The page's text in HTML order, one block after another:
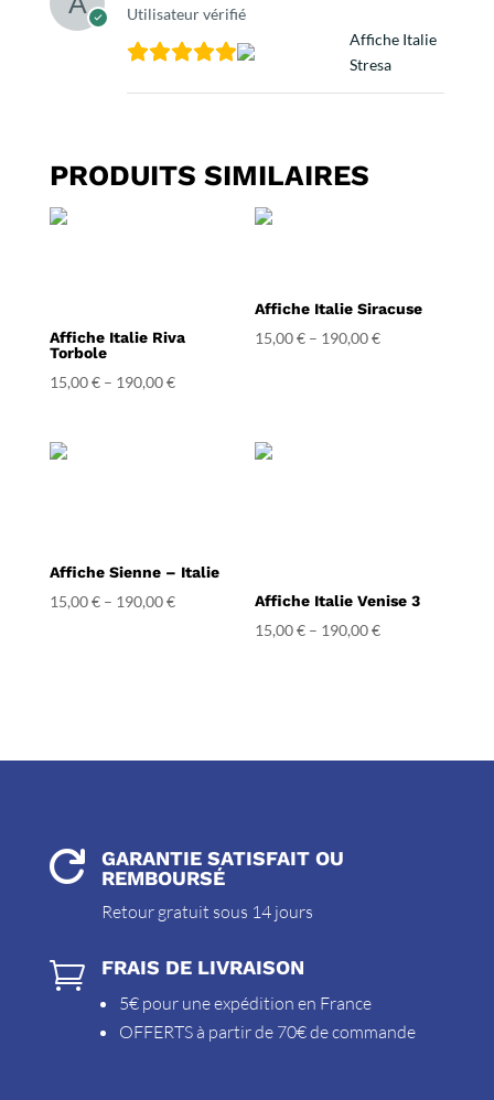
Utilisateur vérifié
Affiche Italie
Stresa
PRODUITS SIMILAIRES
Affiche Italie Riva
Torbole
15,00€– 190,00€
Affiche Italie Siracuse
15,00€ – 190,00€
Affiche Sienne – Italie
15,00€– 190,00€ Affiche Italie Venise 3
15,00€ – 190,00€

GARANTIE SATISFAIT OU
REMBOURSÉ
Retour gratuit sous 14 jours
 FRAIS DE LIVRAISON
5€ pour une expédition en France
OFFERTS à partir de 70€ de commande